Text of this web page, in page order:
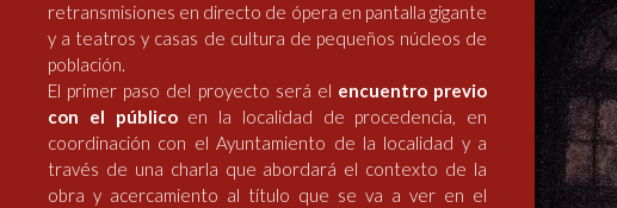
retransmisiones en directo de ópera en pantalla gigante
y a teatros y casas de cultura de pequeños núcleos de
población.
El primer paso del proyecto será el encuentro previo
con el públicoen la localidad de procedencia, en
coordinación con el Ayuntamiento de la localidad y a
través de una charla que abordará el contexto de la
obra y acercamiento al título que se va a ver en el